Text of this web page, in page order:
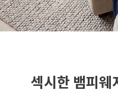
섹시한 뱀피웨